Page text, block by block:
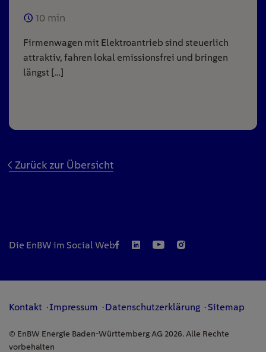
10 min
Firmenwagen mit Elektroantrieb sind steuerlich
attraktiv, fahren lokal emissionsfrei und bringen
längst […]
Zurück zur Übersicht
Die EnBW im Social Web
Kontakt Impressum Datenschutzerklärung Sitemap
© EnBW Energie Baden-Württemberg AG 2026. Alle Rechte
vorbehalten